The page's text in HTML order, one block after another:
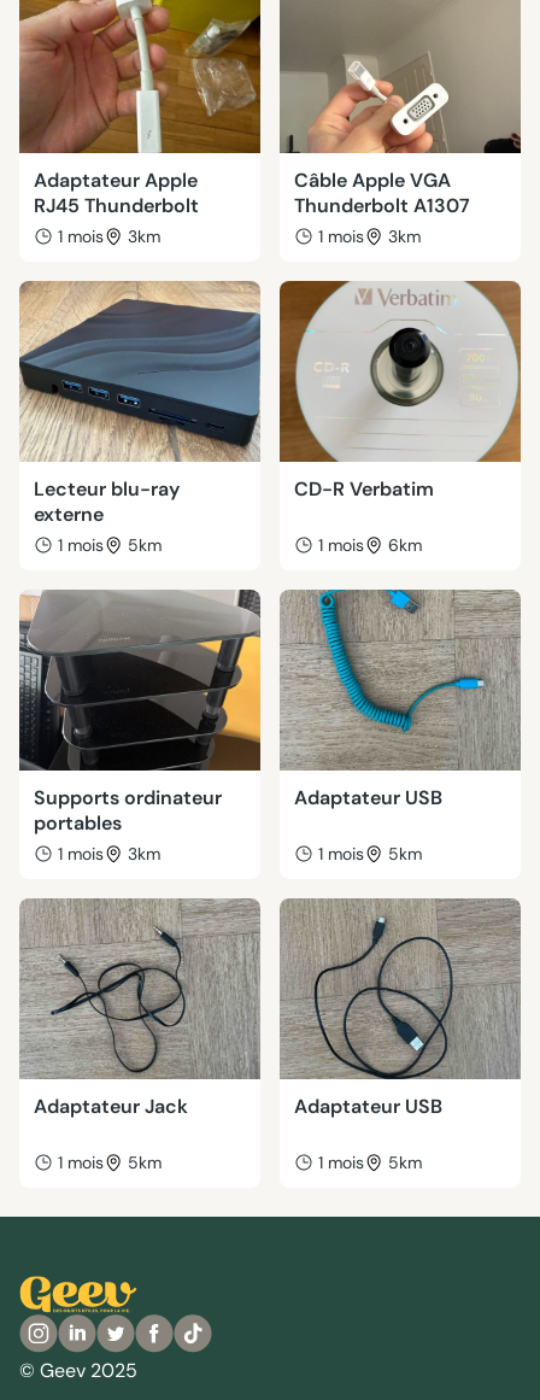
Adaptateur Apple
RJ45 Thunderbolt
1 mois 3km
Câble Apple VGA
Thunderbolt A1307
1 mois 3km
Lecteur blu-ray
externe
1 mois 5km
CD-R Verbatim
1 mois 6km
Supports ordinateur
portables
1 mois 3km
Adaptateur USB
1 mois 5km
Adaptateur Jack
1 mois 5km
Adaptateur USB
1 mois 5km
© Geev 2025